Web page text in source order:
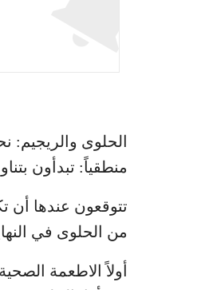
الحلوى والريجيم:
منطقياً: تبدأون
تتوقعون عندها أن
من الحلوى في
أولاً الاطعمة